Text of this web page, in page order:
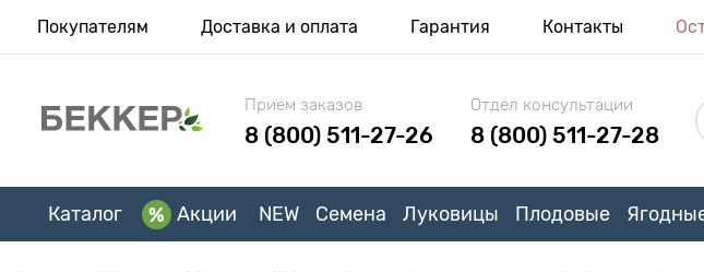
Покупателям Доставка и оплата Гарантия Контакты
Прием заказов
8 (800) 511-27-26
Отдел консультации
8 (800) 511-27-28
Каталог Акции NEW Семена Луковицы Плодовые